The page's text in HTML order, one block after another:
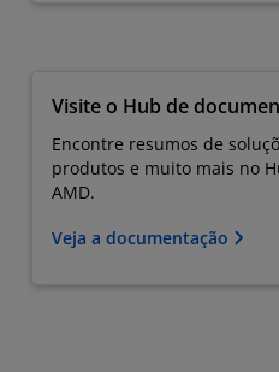
Visite o Hub de
Encontre resumos de
produtos e muito mais no
AMD.
Veja a documentação